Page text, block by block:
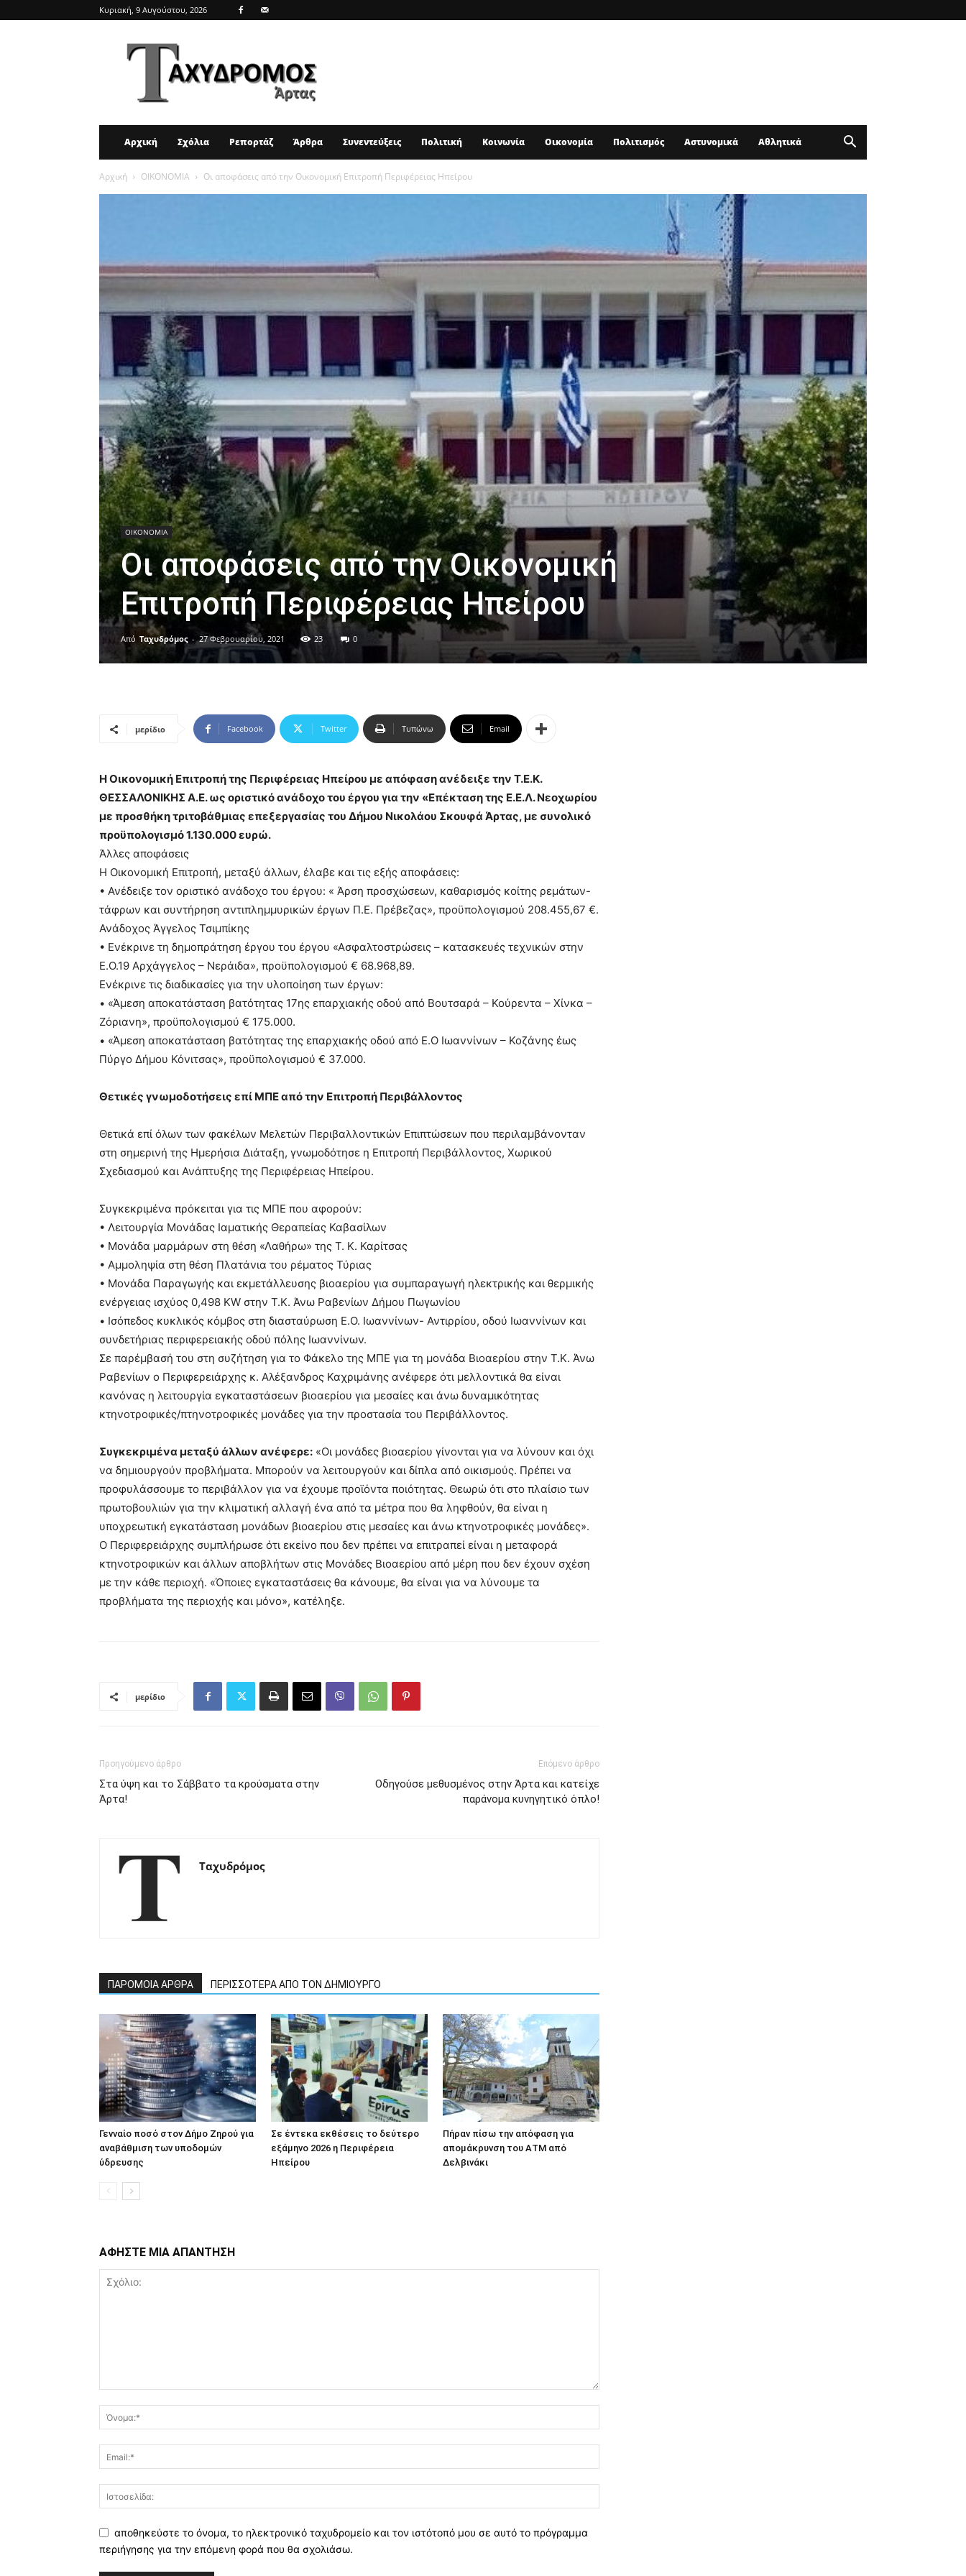
Κυριακή, 9 Αυγούστου, 2026
ΤΑΧΥΔΡΟΜΟΣ
Αρχική Σχόλια Ρεπορτάζ Άρθρα Συνεντεύξεις Πολιτική Κοινωνία Οικονομία Πολιτισμός Αστυνομικά Αθλητικά
Αρχική ΟΙΚΟΝΟΜΙΑ Οι αποφάσεις από την Οικονομική Επιτροπή Περιφέρειας Ηπείρου
ΟΙΚΟΝΟΜΙΑ
Οι αποφάσεις από την Οικονομική
Επιτροπή Περιφέρειας Ηπείρου
Από Ταχυδρόμος - 27 Φεβρουαρίου, 2021 23 0
μερίδιο Facebook Twitter Τυπώνω Email
Η Οικονομική Επιτροπή της Περιφέρειας Ηπείρου με απόφαση ανέδειξε την Τ.Ε.Κ.
ΘΕΣΣΑΛΟΝΙΚΗΣ Α.Ε. ως οριστικό ανάδοχο του έργου για την «Επέκταση της Ε.Ε.Λ. Νεοχωρίου
με προσθήκη τριτοβάθμιας επεξεργασίας του Δήμου Νικολάου Σκουφά Άρτας, με συνολικό
προϋπολογισμό 1.130.000 ευρώ.
Άλλες αποφάσεις
Η Οικονομική Επιτροπή, μεταξύ άλλων, έλαβε και τις εξής αποφάσεις:
• Ανέδειξε τον οριστικό ανάδοχο του έργου: « Άρση προσχώσεων, καθαρισμός κοίτης ρεμάτων-
τάφρων και συντήρηση αντιπλημμυρικών έργων Π.Ε. Πρέβεζας», προϋπολογισμού 208.455,67 €.
Ανάδοχος Άγγελος Τσιμπίκης
• Ενέκρινε τη δημοπράτηση έργου του έργου «Ασφαλτοστρώσεις – κατασκευές τεχνικών στην
Ε.Ο.19 Αρχάγγελος – Νεράιδα», προϋπολογισμού € 68.968,89.
Ενέκρινε τις διαδικασίες για την υλοποίηση των έργων:
• «Άμεση αποκατάσταση βατότητας 17ης επαρχιακής οδού από Βουτσαρά – Κούρεντα – Χίνκα –
Ζόριανη», προϋπολογισμού € 175.000.
• «Άμεση αποκατάσταση βατότητας της επαρχιακής οδού από Ε.Ο Ιωαννίνων – Κοζάνης έως
Πύργο Δήμου Κόνιτσας», προϋπολογισμού € 37.000.
Θετικές γνωμοδοτήσεις επί ΜΠΕ από την Επιτροπή Περιβάλλοντος
Θετικά επί όλων των φακέλων Μελετών Περιβαλλοντικών Επιπτώσεων που περιλαμβάνονταν
στη σημερινή της Ημερήσια Διάταξη, γνωμοδότησε η Επιτροπή Περιβάλλοντος, Χωρικού
Σχεδιασμού και Ανάπτυξης της Περιφέρειας Ηπείρου.
Συγκεκριμένα πρόκειται για τις ΜΠΕ που αφορούν:
• Λειτουργία Μονάδας Ιαματικής Θεραπείας Καβασίλων
• Μονάδα μαρμάρων στη θέση «Λαθήρω» της Τ. Κ. Καρίτσας
• Αμμοληψία στη θέση Πλατάνια του ρέματος Τύριας
• Μονάδα Παραγωγής και εκμετάλλευσης βιοαερίου για συμπαραγωγή ηλεκτρικής και θερμικής
ενέργειας ισχύος 0,498 KW στην Τ.Κ. Άνω Ραβενίων Δήμου Πωγωνίου
• Ισόπεδος κυκλικός κόμβος στη διασταύρωση Ε.Ο. Ιωαννίνων- Αντιρρίου, οδού Ιωαννίνων και
συνδετήριας περιφερειακής οδού πόλης Ιωαννίνων.
Σε παρέμβασή του στη συζήτηση για το Φάκελο της ΜΠΕ για τη μονάδα Βιοαερίου στην Τ.Κ. Άνω
Ραβενίων ο Περιφερειάρχης κ. Αλέξανδρος Καχριμάνης ανέφερε ότι μελλοντικά θα είναι
κανόνας η λειτουργία εγκαταστάσεων βιοαερίου για μεσαίες και άνω δυναμικότητας
κτηνοτροφικές/πτηνοτροφικές μονάδες για την προστασία του Περιβάλλοντος.
Συγκεκριμένα μεταξύ άλλων ανέφερε: «Οι μονάδες βιοαερίου γίνονται για να λύνουν και όχι
να δημιουργούν προβλήματα. Μπορούν να λειτουργούν και δίπλα από οικισμούς. Πρέπει να
προφυλάσσουμε το περιβάλλον για να έχουμε προϊόντα ποιότητας. Θεωρώ ότι στο πλαίσιο των
πρωτοβουλιών για την κλιματική αλλαγή ένα από τα μέτρα που θα ληφθούν, θα είναι η
υποχρεωτική εγκατάσταση μονάδων βιοαερίου στις μεσαίες και άνω κτηνοτροφικές μονάδες».
Ο Περιφερειάρχης συμπλήρωσε ότι εκείνο που δεν πρέπει να επιτραπεί είναι η μεταφορά
κτηνοτροφικών και άλλων αποβλήτων στις Μονάδες Βιοαερίου από μέρη που δεν έχουν σχέση
με την κάθε περιοχή. «Όποιες εγκαταστάσεις θα κάνουμε, θα είναι για να λύνουμε τα
προβλήματα της περιοχής και μόνο», κατέληξε.
μερίδιο
Προηγούμενο άρθρο
Στα ύψη και το Σάββατο τα κρούσματα στην
Άρτα!
Επόμενο άρθρο
Οδηγούσε μεθυσμένος στην Άρτα και κατείχε
παράνομα κυνηγητικό όπλο!
Ταχυδρόμος
ΠΑΡΟΜΟΙΑ ΑΡΘΡΑ ΠΕΡΙΣΣΟΤΕΡΑ ΑΠΟ ΤΟΝ ΔΗΜΙΟΥΡΓΟ
Γενναίο ποσό στον Δήμο Ζηρού για
αναβάθμιση των υποδομών
ύδρευσης
Σε έντεκα εκθέσεις το δεύτερο
εξάμηνο 2026 η Περιφέρεια
Ηπείρου
Πήραν πίσω την απόφαση για
απομάκρυνση του ΑΤΜ από
Δελβινάκι
ΑΦΗΣΤΕ ΜΙΑ ΑΠΑΝΤΗΣΗ
αποθηκεύστε το όνομα, το ηλεκτρονικό ταχυδρομείο και τον ιστότοπό μου σε αυτό το πρόγραμμα
περιήγησης για την επόμενη φορά που θα σχολιάσω.